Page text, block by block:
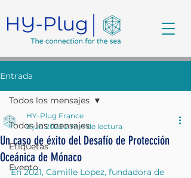
Entrada
Todos los mensajes
Etiquetas
Evento
Todos los mensajes
Un caso de éxito del Desafío de Protección
Oceánica de Mónaco
HY-Plug France
9 jun 2023 2 min de lectura
En 2021, Camille Lopez, fundadora de